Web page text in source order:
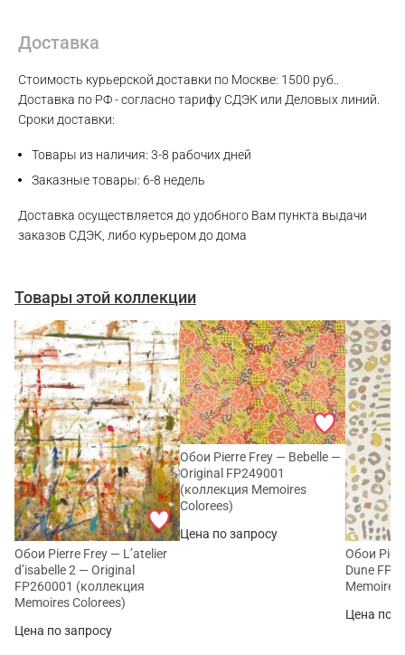
Доставка
Стоимость курьерской доставки по Москве: 1500 руб..
Доставка по РФ - согласно тарифу СДЭК или Деловых линий.
Сроки доставки:
Товары из наличия: 3-8 рабочих дней
Заказные товары: 6-8 недель
Доставка осуществляется до удобного Вам пункта выдачи
заказов СДЭК, либо курьером до дома
Товары этой коллекции
Обои Pierre Frey — L’atelier
d’isabelle 2 — Original
FP260001 (коллекция
Memoires Colorees)
Цена по запросу
Обои Pierre Frey — Bebelle —
Original FP249001
(коллекция Memoires
Colorees)
Цена по запросу
Обои
Dune
Memoires
Цена по